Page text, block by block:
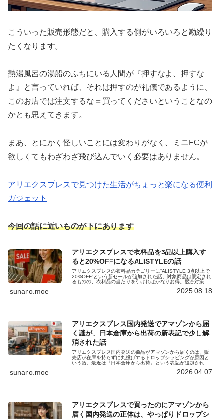
こういった販売形態だと、購入する側がいろいろと勘繰り
たくなります。
熱湯風呂の湯船のふちにいる人間が『押すなよ、押すな
よ』と言っていれば、それは押すのが礼儀であるように、
このお店では注文するな＝買ってくださいということなの
かとも思えてきます。
まあ、とにかく怪しいことには変わりがなく、ミニPCが
欲しくてもわざわざ飛び込んでいく必要はありません。
アリエクスプレスで見つけた生活がちょっと楽になる便利
ガジェット
今回の話に近いものが下にあります
アリエクスプレスで衣料品を3品以上購入す
ると20%OFFになるALISTYLEの話
アリエクスプレスの衣料品カテゴリーに“ALISTYLE 3点以上で
20%OFF”という新セールが追加された話。対象商品は限定され
るものの、衣料品の当たりを引ければかなりお得。競合対策と
sunano.moe 2025.08.18
アリエクスプレス国内発送でアマゾンから届
く謎が、日本倉庫から出荷の新表記で少し解
消された話
アリエクスプレス国内発送の商品がアマゾンから届くのは、販
売店が在庫を持たずに丸投げするドロップシッピングが原因と
いう話。最近は『日本倉庫から出荷』という表記が追加され、
sunano.moe 2026.04.07
アリエクスプレスで買ったのにアマゾンから
届く国内発送の正体は、やっぱりドロップシ